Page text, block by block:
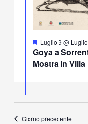
Goya a
Mostra in
Segnalati
Luglio 9 @
Giorno precedente